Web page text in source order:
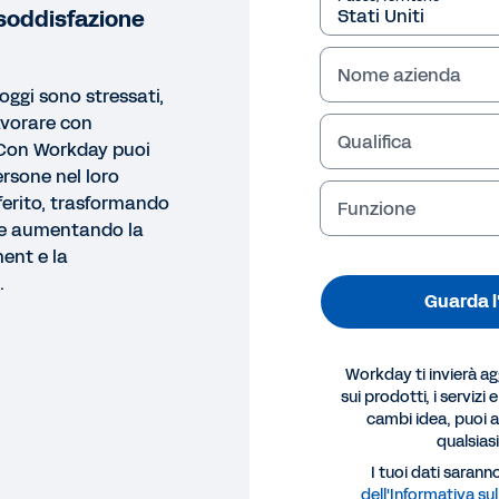
Nome azienda
Qualifica
Funzione
Guarda
Workday ti invierà
sui prodotti, i servizi
cambi idea, puoi
I tuoi dati
sono stressati,
con
Workday puoi
nel loro
trasformando
aumentando la
e la